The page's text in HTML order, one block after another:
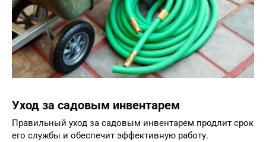
Уход за садовым инвентарем
Правильный уход за садовым инвентарем продлит срок
его службы и обеспечит эффективную работу.